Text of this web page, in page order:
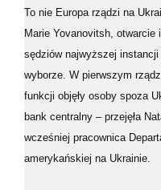
To nie Europa rządzi na
Marie Yovanovitsh,
sędziów najwyższej
wyborze. W pierwszym
funkcji objęły osoby spoza
bank centralny – przejęła
wcześniej pracownica
amerykańskiej na Ukrainie.